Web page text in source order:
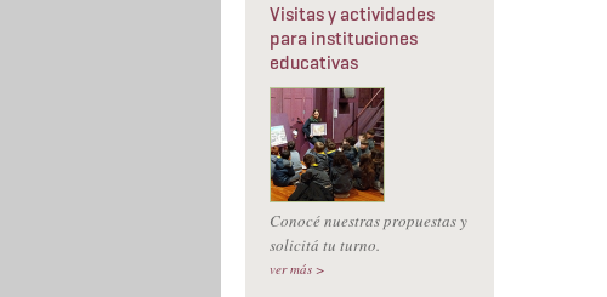
Visitas y actividades
para instituciones
educativas
Conocé nuestras propuestas y
solicitá tu turno.
ver más >